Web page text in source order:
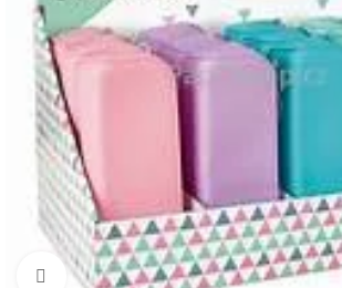
Click to enlarge